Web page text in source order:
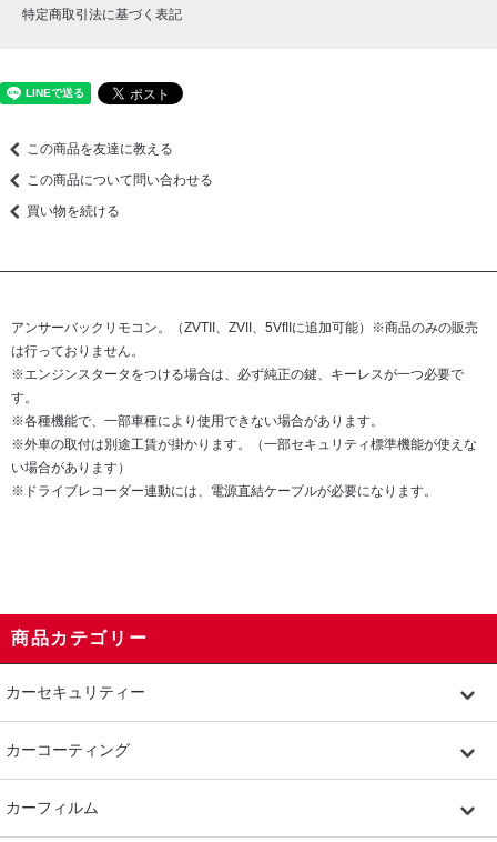
特定商取引法に基づく表記
この商品を友達に教える
この商品について問い合わせる
買い物を続ける
アンサーバックリモコン。（ZVTII、ZVII、5VfIIに追加可能）※商品のみの販売
は行っておりません。
※エンジンスタータをつける場合は、必ず純正の鍵、キーレスが一つ必要で
す。
※各種機能で、一部車種により使用できない場合があります。
※外車の取付は別途工賃が掛かります。（一部セキュリティ標準機能が使えな
い場合があります）
※ドライブレコーダー連動には、電源直結ケーブルが必要になります。
商品カテゴリー
カーセキュリティー
カーコーティング
カーフィルム